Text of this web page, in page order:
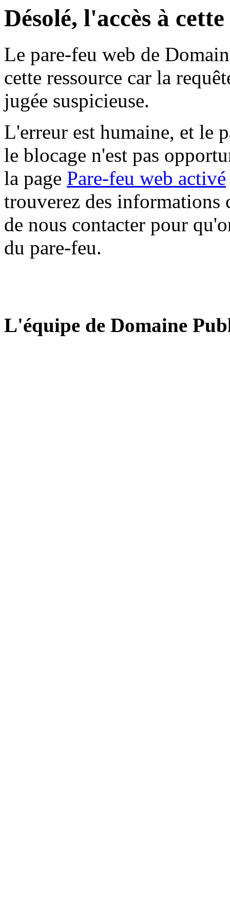
Désolé, l'accès à
Le pare-feu web de
cette ressource car la
jugée suspicieuse.
L'erreur est humaine, et le
le blocage n'est pas
la page Pare-feu web activé
trouverez des informations
de nous contacter pour
du pare-feu.
L'équipe de Domaine